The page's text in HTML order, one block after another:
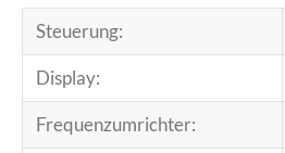
Steuerung:
Display:
Frequenzumrichter: